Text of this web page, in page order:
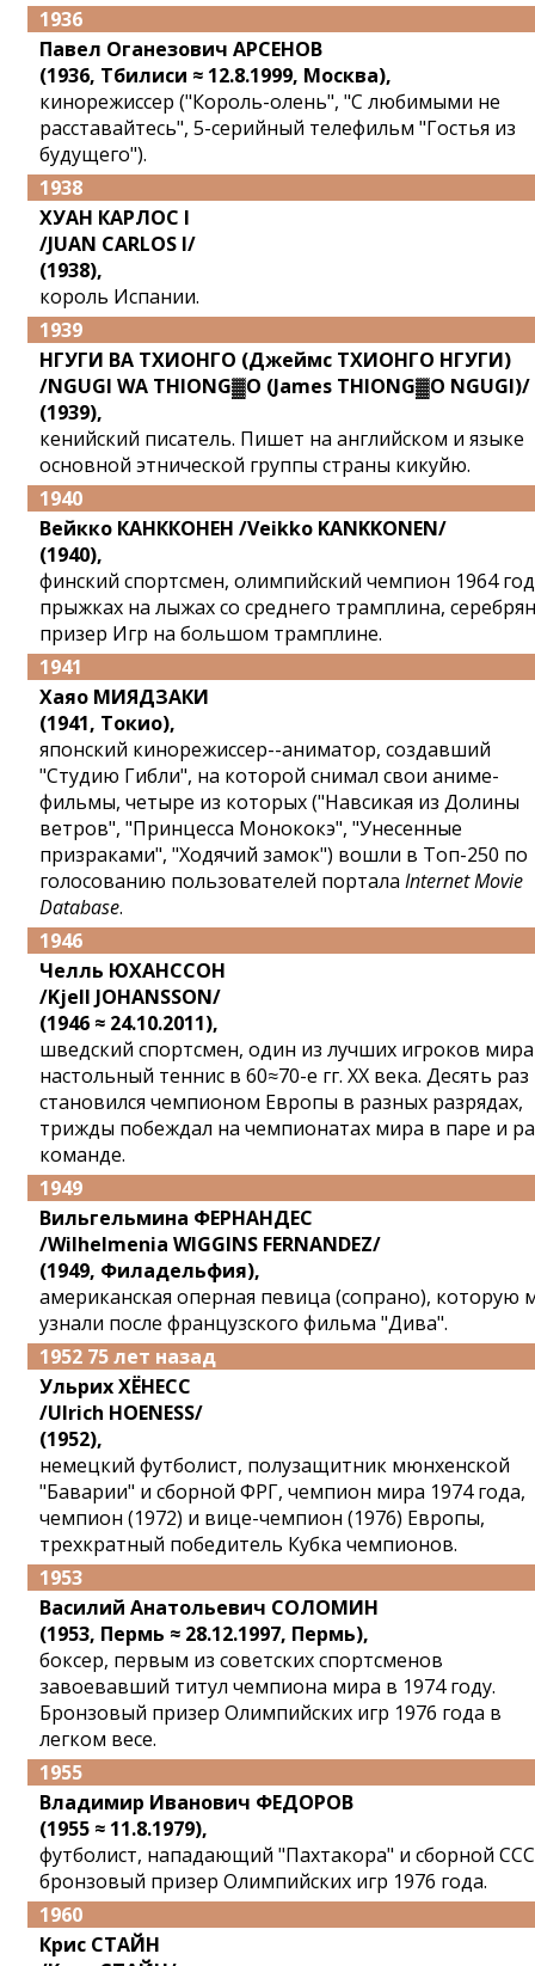
1936
Павел Оганезович АРСЕНОВ
(1936, Тбилиси ≈ 12.8.1999, Москва),
кинорежиссер ("Король-олень", "С любимыми не
расставайтесь", 5-серийный телефильм "Гостья из
будущего").
1938
ХУАН КАРЛОС I
/JUAN CARLOS I/
(1938),
король Испании.
1939
НГУГИ ВА ТХИОНГО (Джеймс ТХИОНГО НГУГИ)
/NGUGI WA THIONG▓O (James THIONG▓O NGUGI)/
(1939),
кенийский писатель. Пишет на английском и языке
основной этнической группы страны кикуйю.
1940
Вейкко КАНККОНЕН /Veikko KANKKONEN/
(1940),
финский спортсмен, олимпийский чемпион 1964
прыжках на лыжах со среднего трамплина,
призер Игр на большом трамплине.
1941
Хаяо МИЯДЗАКИ
(1941, Токио),
японский кинорежиссер--аниматор, создавший
"Студию Гибли", на которой снимал свои аниме-
фильмы, четыре из которых ("Навсикая из Долины
ветров", "Принцесса Монококэ", "Унесенные
призраками", "Ходячий замок") вошли в Топ-250 по
голосованию пользователей портала Internet Movie
Database.
1946
Челль ЮХАНССОН
/Kjell JOHANSSON/
(1946 ≈ 24.10.2011),
шведский спортсмен, один из лучших игроков
настольный теннис в 60≈70-е гг. XX века. Десять раз
становился чемпионом Европы в разных разрядах,
трижды побеждал на чемпионатах мира в паре и
команде.
1949
Вильгельмина ФЕРНАНДЕС
/Wilhelmenia WIGGINS FERNANDEZ/
(1949, Филадельфия),
американская оперная певица (сопрано), которую
узнали после французского фильма "Дива".
1952 75 лет назад
Ульрих ХЁНЕСС
/Ulrich HOENESS/
(1952),
немецкий футболист, полузащитник мюнхенской
"Баварии" и сборной ФРГ, чемпион мира 1974 года,
чемпион (1972) и вице-чемпион (1976) Европы,
трехкратный победитель Кубка чемпионов.
1953
Василий Анатольевич СОЛОМИН
(1953, Пермь ≈ 28.12.1997, Пермь),
боксер, первым из советских спортсменов
завоевавший титул чемпиона мира в 1974 году.
Бронзовый призер Олимпийских игр 1976 года в
легком весе.
1955
Владимир Иванович ФЕДОРОВ
(1955 ≈ 11.8.1979),
футболист, нападающий "Пахтакора" и сборной
бронзовый призер Олимпийских игр 1976 года.
1960
Крис СТАЙН